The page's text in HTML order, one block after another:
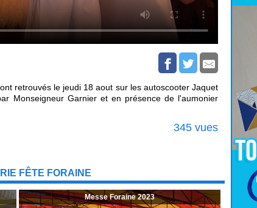
retrouvés le jeudi 18 aout sur les autoscooter Jaquet
Monseigneur Garnier et en présence de l'aumonier
345 vues
FÊTE FORAINE
Messe Foraine 2023